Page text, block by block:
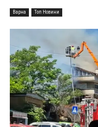
Варна Топ Новини